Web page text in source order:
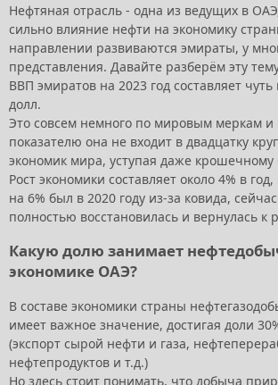
Нефтяная отрасль - одна из ведущих в
сильно влияние нефти на экономику
направлении развиваются эмираты, у
представления. Давайте разберём эту
ВВП эмиратов на 2023 год составляет
долл.
Это совсем немного по мировым меркам и
показателю она не входит в двадцатку
экономик мира, уступая даже крошечному
Рост экономики составляет около 4% в
на 6% был в 2020 году из-за ковида,
полностью восстановилась и вернулась к
Какую долю занимает
экономике ОАЭ?
В составе экономики страны
имеет важное значение, достигая доли
(экспорт сырой нефти и газа,
нефтепродуктов и т.д.)
Но здесь стоит понимать, что добыча